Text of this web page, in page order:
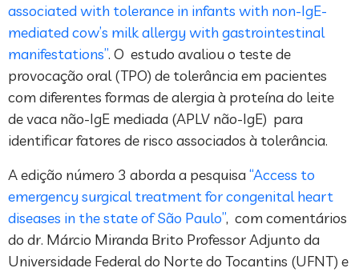
associated with tolerance in infants with non-IgE-
mediated cow’s milk allergy with gastrointestinal
manifestations”. O estudo avaliou o teste de
provocação oral (TPO) de tolerância em pacientes
com diferentes formas de alergia à proteína do leite
de vaca não-IgE mediada (APLV não-IgE) para
identificar fatores de risco associados à tolerância.
A edição número 3 aborda a pesquisa “Access to
emergency surgical treatment for congenital heart
diseases in the state of São Paulo”, com comentários
do dr. Márcio Miranda Brito Professor Adjunto da
Universidade Federal do Norte do Tocantins (UFNT) e